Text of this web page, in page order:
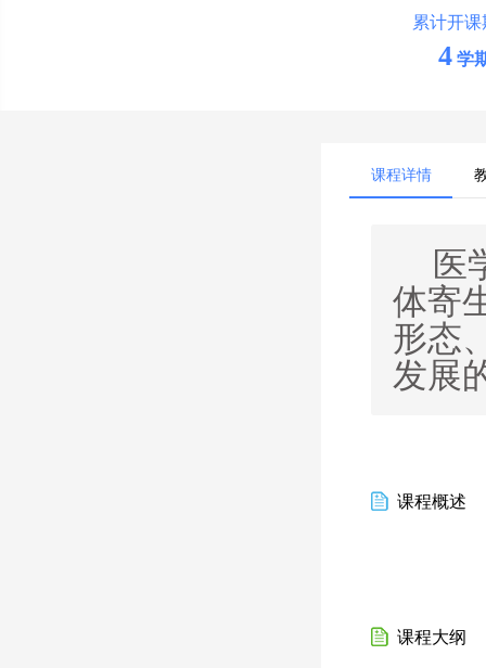
累计开课
4学
课程详情
医
体寄
形态
发展
课程概述
课程大纲